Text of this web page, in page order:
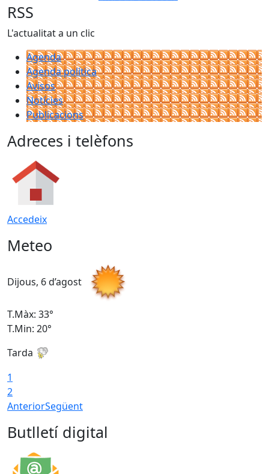
RSS
L'actualitat a un clic
Agenda
Agenda política
Avisos
Notícies
Publicacions
Adreces i telèfons
Accedeix
Meteo
Dijous, 6 d’agost
T.Màx: 33°
T.Min: 20°
Tarda
1
2
AnteriorSegüent
Butlletí digital